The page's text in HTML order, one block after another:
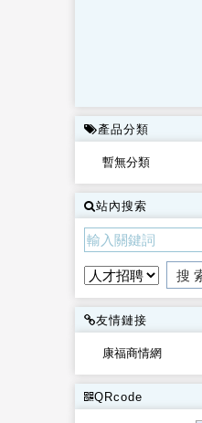
產品分類
暫無分類
站內搜索
友情鏈接
康福商情網
QRcode